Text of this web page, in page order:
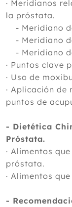
· Meridianos
la próstata.
- Meridiano
- Meridiano
- Meridiano
· Puntos clave
· Uso de
· Aplicación de
puntos de
- Dietética
Próstata.
· Alimentos
próstata.
· Alimentos
-